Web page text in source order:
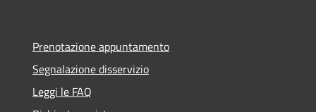
Prenotazione appuntamento
Segnalazione disservizio
Leggi le FAQ